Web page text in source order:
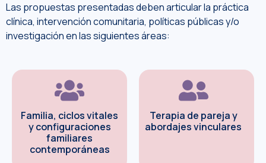
Las propuestas presentadas deben articular la práctica
clínica, intervención comunitaria, políticas públicas y/o
investigación en las siguientes áreas:
Familia, ciclos vitales
y configuraciones
familiares
contemporáneas
Terapia de pareja y
abordajes vinculares